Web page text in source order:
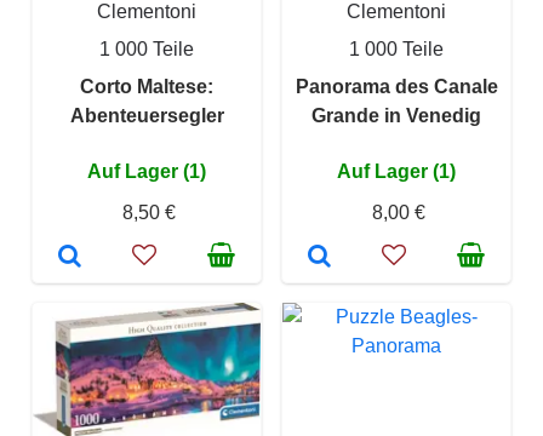
Clementoni
1 000 Teile
Corto Maltese:
Abenteuersegler
Auf Lager (1)
8,50 €
Clementoni
1 000 Teile
Panorama des Canale
Grande in Venedig
Auf Lager (1)
8,00 €